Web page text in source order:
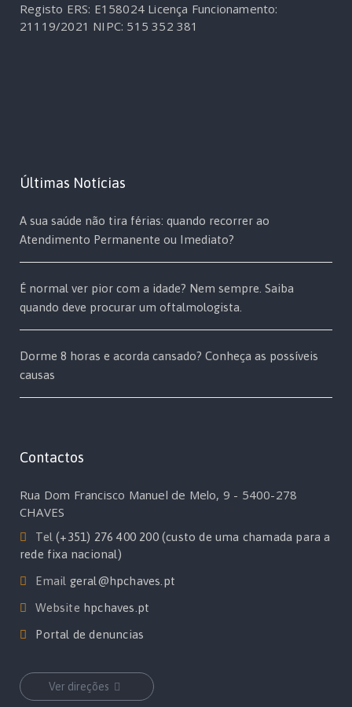
Registo ERS: E158024 Licença Funcionamento:
21119/2021 NIPC: 515 352 381
Últimas Notícias
A sua saúde não tira férias: quando recorrer ao
Atendimento Permanente ou Imediato?
É normal ver pior com a idade? Nem sempre. Saiba
quando deve procurar um oftalmologista.
Dorme 8 horas e acorda cansado? Conheça as possíveis
causas
Contactos
Rua Dom Francisco Manuel de Melo, 9 - 5400-278
CHAVES
Tel(+351) 276 400 200 (custo de uma chamada para a
rede fixa nacional)
Email geral@hpchaves.pt
Website hpchaves.pt
Portal de denuncias
Ver direções